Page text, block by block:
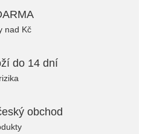
nad Kč
do 14 dní
obchod